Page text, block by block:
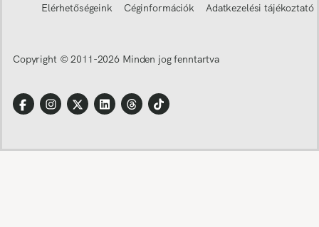
Elérhetőségeink Céginformációk Adatkezelési tájékoztató
Copyright © 2011-2026 Minden jog fenntartva